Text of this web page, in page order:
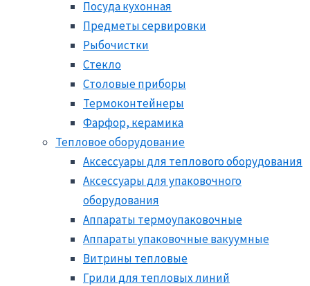
Посуда кухонная
Предметы сервировки
Рыбочистки
Стекло
Столовые приборы
Термоконтейнеры
Фарфор, керамика
Тепловое оборудование
Аксессуары для теплового оборудования
Аксессуары для упаковочного
оборудования
Аппараты термоупаковочные
Аппараты упаковочные вакуумные
Витрины тепловые
Грили для тепловых линий